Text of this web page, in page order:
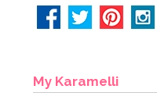
My Karamelli